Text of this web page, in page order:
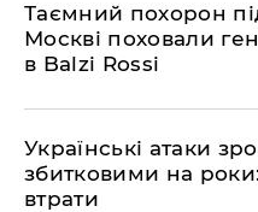
​Таємний похорон
Москві поховали
в Balzi Rossi
​Українські атаки
збитковими на
втрати